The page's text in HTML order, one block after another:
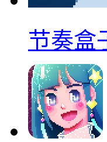
节奏盒